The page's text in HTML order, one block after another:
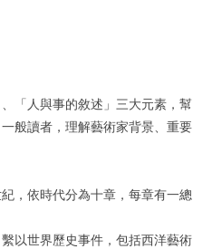
「人與事的敘述」三大元素，幫
般讀者，理解藝術家背景、重要
，依時代分為十章，每章有一總
以世界歷史事件，包括西洋藝術